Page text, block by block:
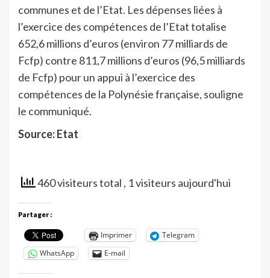
communes et de l’Etat. Les dépenses liées à
l’exercice des compétences de l’Etat totalise
652,6 millions d’euros (environ 77 milliards de
Fcfp) contre 811,7 millions d’euros (96,5 milliards
de Fcfp) pour un appui à l’exercice des
compétences de la Polynésie française, souligne
le communiqué.
Source: Etat
460 visiteurs total , 1 visiteurs aujourd'hui
Partager :
Imprimer
Telegram
WhatsApp
E-mail